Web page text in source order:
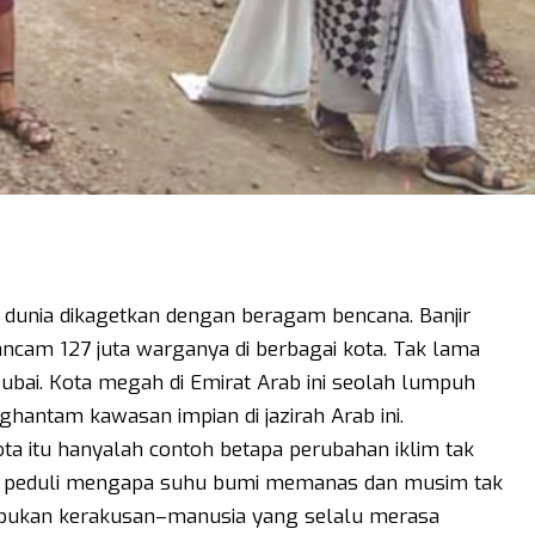
dikagetkan dengan beragam bencana. Banjir
127 juta warganya di berbagai kota. Tak lama
Kota megah di Emirat Arab ini seolah lumpuh
kawasan impian di jazirah Arab ini.
itu hanyalah contoh betapa perubahan iklim tak
mengapa suhu bumi memanas dan musim tak
kerakusan–manusia yang selalu merasa